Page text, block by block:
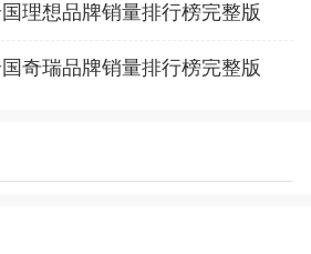
理想品牌销量排行榜完整版
奇瑞品牌销量排行榜完整版